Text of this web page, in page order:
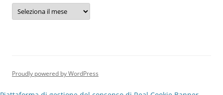
Archivio
Proudly powered by WordPress